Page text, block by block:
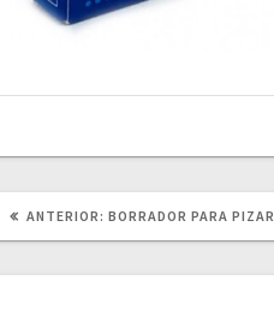
ANTERIOR: POST
BORRADOR PARA